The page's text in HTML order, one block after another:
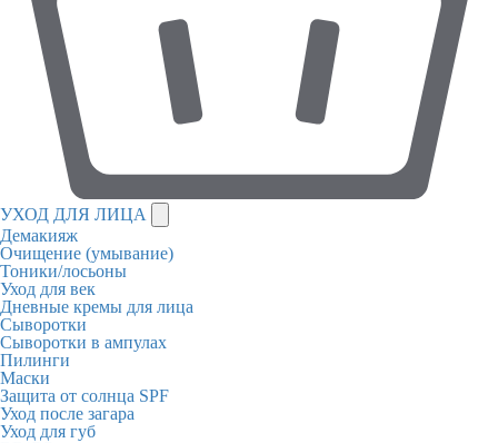
УХОД ДЛЯ ЛИЦА
Демакияж
Очищение (умывание)
Тоники/лосьоны
Уход для век
Дневные кремы для лица
Сыворотки
Сыворотки в ампулах
Пилинги
Маски
Защита от солнца SPF
Уход после загара
Уход для губ